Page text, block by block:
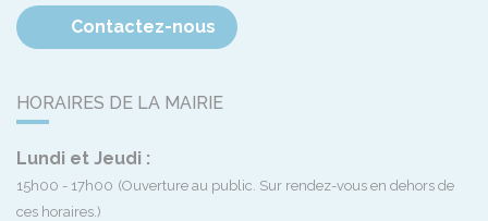
Contactez-nous
HORAIRES DE LA MAIRIE
Lundi et Jeudi :
15h00 - 17h00 (Ouverture au public. Sur rendez-vous en dehors de
ces horaires.)